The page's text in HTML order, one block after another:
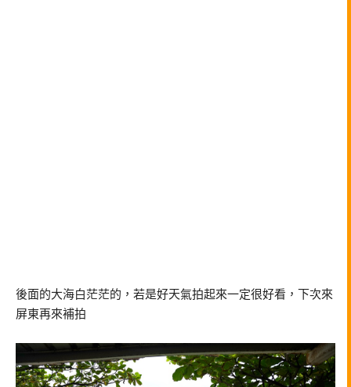
後面的大海白茫茫的，若是好天氣拍起來一定很好看，下次來
屏東再來補拍